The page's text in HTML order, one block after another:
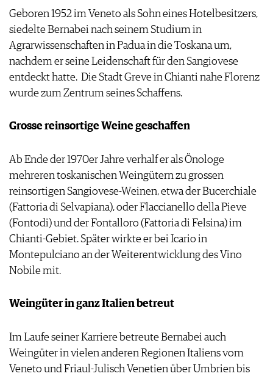
Geboren 1952 im Veneto als Sohn eines Hotelbesitzers,
siedelte Bernabei nach seinem Studium in
Agrarwissenschaften in Padua in die Toskana um,
nachdem er seine Leidenschaft für den Sangiovese
entdeckt hatte. Die Stadt Greve in Chianti nahe Florenz
wurde zum Zentrum seines Schaffens.
Grosse reinsortige Weine geschaffen
Ab Ende der 1970er Jahre verhalf er als Önologe
mehreren toskanischen Weingütern zu grossen
reinsortigen Sangiovese-Weinen, etwa der Bucerchiale
(Fattoria di Selvapiana), oder Flaccianello della Pieve
(Fontodi) und der Fontalloro (Fattoria di Felsina) im
Chianti-Gebiet. Später wirkte er bei Icario in
Montepulciano an der Weiterentwicklung des Vino
Nobile mit.
Weingüter in ganz Italien betreut
Im Laufe seiner Karriere betreute Bernabei auch
Weingüter in vielen anderen Regionen Italiens vom
Veneto und Friaul-Julisch Venetien über Umbrien bis